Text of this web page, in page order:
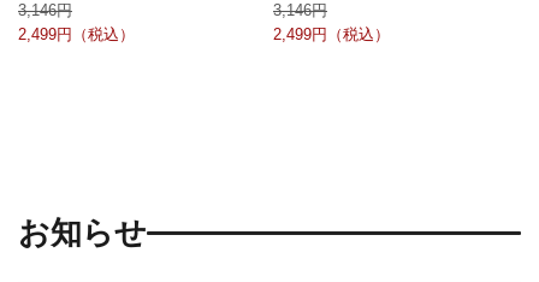
3,146
2,499
3,146
2,499
お知らせ